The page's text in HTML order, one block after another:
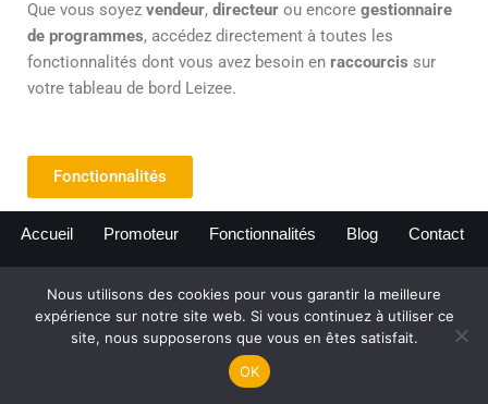
Que vous soyez vendeur, directeur ou encore gestionnaire
de programmes, accédez directement à toutes les
fonctionnalités dont vous avez besoin en raccourcis sur
votre tableau de bord Leizee.
Fonctionnalités
Accueil Promoteur Fonctionnalités Blog Contact
www.leizee.com
| Tous droits réservés
Politique de confidentialité
Nous utilisons des cookies pour vous garantir la meilleure
expérience sur notre site web. Si vous continuez à utiliser ce
site, nous supposerons que vous en êtes satisfait.
OK